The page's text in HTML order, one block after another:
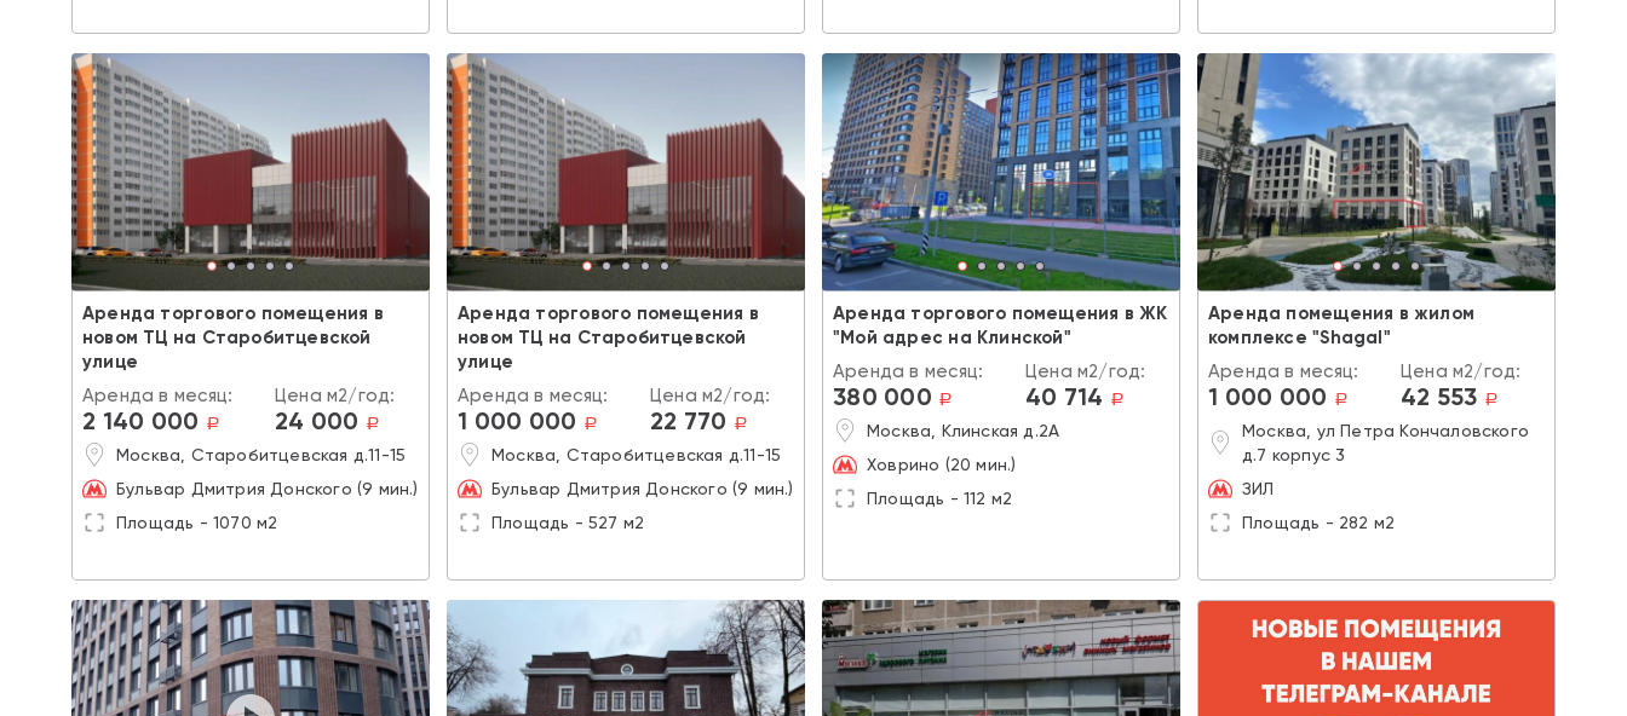
Аренда торгового помещения в
новом ТЦ на Старобитцевской
улице
Аренда в месяц:
2 140 000 a
Цена м2/год:
24 000 a
Москва, Старобитцевская д.11-15
Бульвар Дмитрия Донского (9 мин.)
Площадь - 1070 м2
Аренда торгового помещения в
новом ТЦ на Старобитцевской
улице
Аренда в месяц:
1 000 000 a
Цена м2/год:
22 770 a
Москва, Старобитцевская д.11-15
Бульвар Дмитрия Донского (9 мин.)
Площадь - 527 м2
Аренда торгового помещения в ЖК
"Мой адрес на Клинской"
Аренда в месяц:
380 000 a
Цена м2/год:
40 714 a
Москва, Клинская д.2А
Ховрино (20 мин.)
Площадь - 112 м2
Аренда помещения в жилом
комплексе "Shagal"
Аренда в месяц:
1 000 000 a
Цена м2/год:
42 553 a
Москва, ул Петра Кончаловского
д.7 корпус 3
ЗИЛ
Площадь - 282 м2